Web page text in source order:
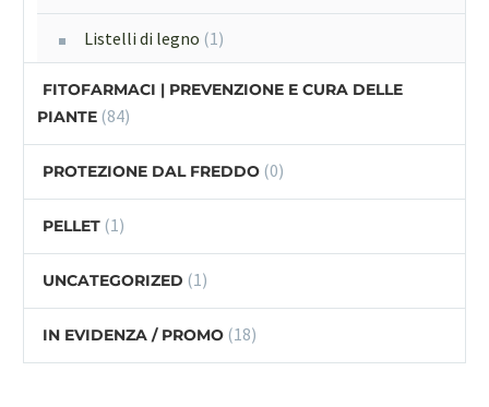
Listelli di legno (1)
FITOFARMACI | PREVENZIONE E CURA DELLE
PIANTE (84)
PROTEZIONE DAL FREDDO (0)
PELLET (1)
UNCATEGORIZED (1)
IN EVIDENZA / PROMO (18)